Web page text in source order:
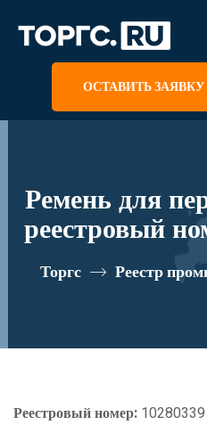
ОСТАВИТЬ ЗАЯВКУ
Ремень для
реестровый
Торгс Реестр
Реестровый номер: 10280339